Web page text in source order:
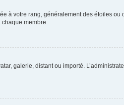
à votre rang, généralement des étoiles
chaque membre.
galerie, distant ou importé.